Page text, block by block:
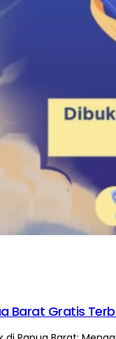
Barat Gratis